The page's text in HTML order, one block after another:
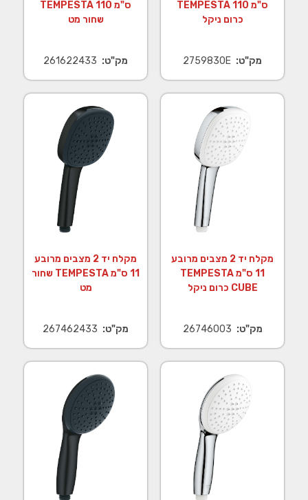
ס"מ TEMPESTA 110
כרום ניקל
מק"ט: 2759830E
ס"מ TEMPESTA 110
שחור מט
מק"ט: 261622433
מקלח יד 2 מצבים מרובע
11 ס"מ TEMPESTA
CUBE כרום ניקל
מק"ט: 26746003
מקלח יד 2 מצבים מרובע
11 ס"מ TEMPESTA שחור
מט
מק"ט: 267462433